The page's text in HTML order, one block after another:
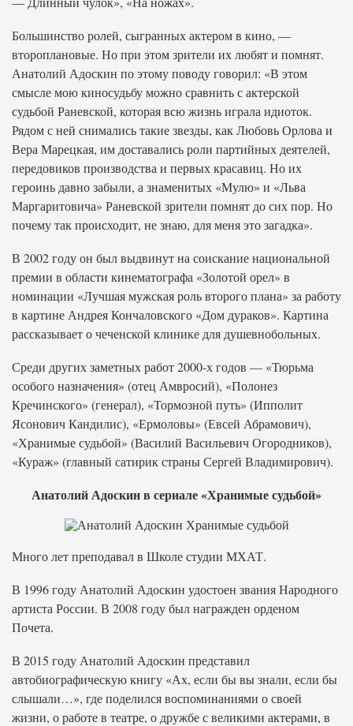
Большинство ролей, сыгранных актером в кино, —
второплановые. Но при этом зрители их любят и помнят.
Анатолий Адоскин по этому поводу говорил: «В этом
смысле мою киносудьбу можно сравнить с актерской
судьбой Раневской, которая всю жизнь играла идиоток.
Рядом с ней снимались такие звезды, как Любовь Орлова и
Вера Марецкая, им доставались роли партийных деятелей,
передовиков производства и первых красавиц. Но их
героинь давно забыли, а знаменитых «Мулю» и «Льва
Маргаритовича» Раневской зрители помнят до сих пор. Но
почему так происходит, не знаю, для меня это загадка».
В 2002 году он был выдвинут на соискание национальной
премии в области кинематографа «Золотой орел» в
номинации «Лучшая мужская роль второго плана» за работу
в картине Андрея Кончаловского «Дом дураков». Картина
рассказывает о чеченской клинике для душевнобольных.
Среди других заметных работ 2000-х годов — «Тюрьма
особого назначения» (отец Амвросий), «Полонез
Кречинского» (генерал), «Тормозной путь» (Ипполит
Ясонович Кандилис), «Ермоловы» (Евсей Абрамович),
«Хранимые судьбой» (Василий Васильевич Огородников),
«Кураж» (главный сатирик страны Сергей Владимирович).
Анатолий Адоскин в сериале «Хранимые судьбой»
Много лет преподавал в Школе студии МХАТ.
В 1996 году Анатолий Адоскин удостоен звания Народного
артиста России. В 2008 году был награжден орденом
Почета.
В 2015 году Анатолий Адоскин представил
автобиографическую книгу «Ах, если бы вы знали, если бы
слышали…», где поделился воспоминаниями о своей
жизни, о работе в театре, о дружбе с великими актерами, в